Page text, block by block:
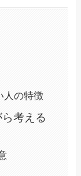
人の特徴
考える